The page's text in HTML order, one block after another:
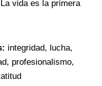
La vida es la primera
integridad, lucha,
profesionalismo,